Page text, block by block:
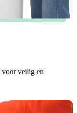
voor veilig en